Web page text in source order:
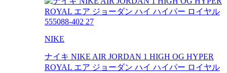
NIKE
ナイキ NIKE AIR JORDAN 1 HIGH OG HYPER
ROYAL エア ジョーダン ハイ ハイパー ロイヤル